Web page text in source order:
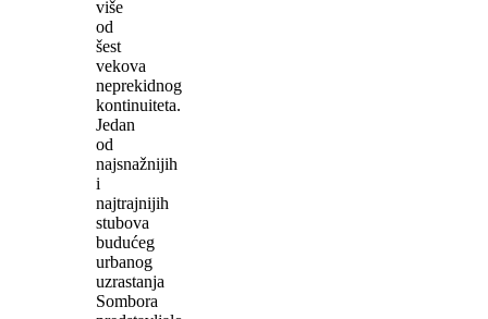
više
od
šest
vekova
neprekidnog
kontinuiteta.
Jedan
od
najsnažnijih
i
najtrajnijih
stubova
budućeg
urbanog
uzrastanja
Sombora